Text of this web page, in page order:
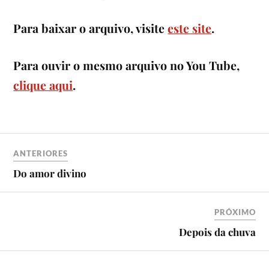
Para baixar o arquivo, visiteeste site.
Para ouvir o mesmo arquivo no You Tube,
clique aqui.
ANTERIORES
Do amor divino
PRÓXIMO
Depois da chuva